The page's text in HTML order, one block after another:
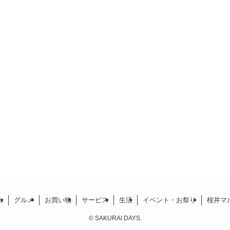
グルメ お買い物 サービス 生活 イベント・お祭り 桜井マ
©SAKURAI DAYS.